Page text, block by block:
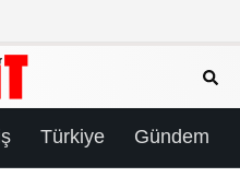
Türkiye Gündem